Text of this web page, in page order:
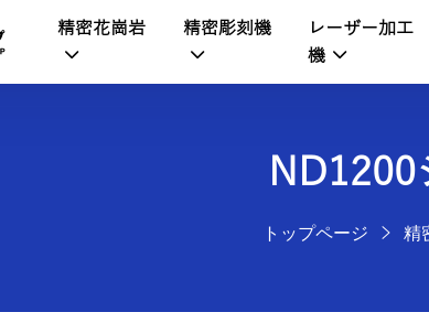
精密花崗岩 精密彫刻機
レーザー加工
機
ND1200
トップページ 精